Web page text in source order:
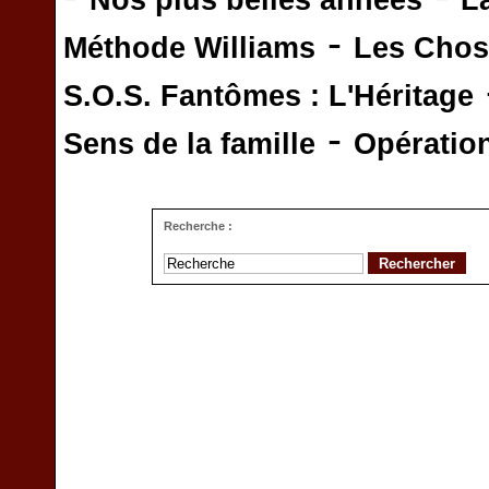
Méthode Williams - Les
S.O.S. Fantômes : L'Héritage
Sens de la famille -
Recherche :